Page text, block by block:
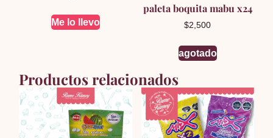
Me lo llevo
paleta boquita mabu x24
$2,500
agotado
Productos relacionados